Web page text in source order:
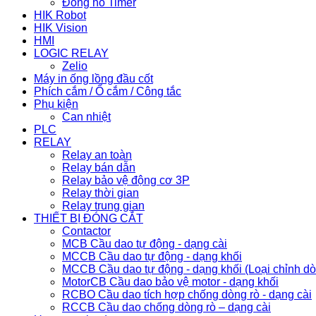
HIK Robot
HIK Vision
HMI
LOGIC RELAY
Zelio
Máy in ống lồng đầu cốt
Phích cắm / Ổ cắm / Công tắc
Phụ kiện
Can nhiệt
PLC
RELAY
Relay an toàn
Relay bán dẫn
Relay bảo vệ động cơ 3P
Relay thời gian
Relay trung gian
THIẾT BỊ ĐÓNG CẮT
Contactor
MCB Cầu dao tự động - dạng cài
MCCB Cầu dao tự động - dạng khối
MCCB Cầu dao tự động - dạng khối (Loại chỉnh
MotorCB Cầu dao bảo vệ motor - dạng khối
RCBO Cầu dao tích hợp chống dòng rò - dạng cài
RCCB Cầu dao chống dòng rò – dạng cài